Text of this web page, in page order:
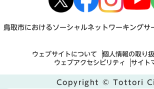
鳥取市におけるソーシャルネットワーキングサ
ウェブサイトについて
個人情報の取り
ウェブアクセシビリティ
サイト
Copyright © Tottori